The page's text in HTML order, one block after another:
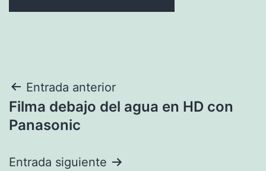
Navegación
de
Entrada anterior
Filma debajo del agua en HD con
Panasonic
Entrada siguiente